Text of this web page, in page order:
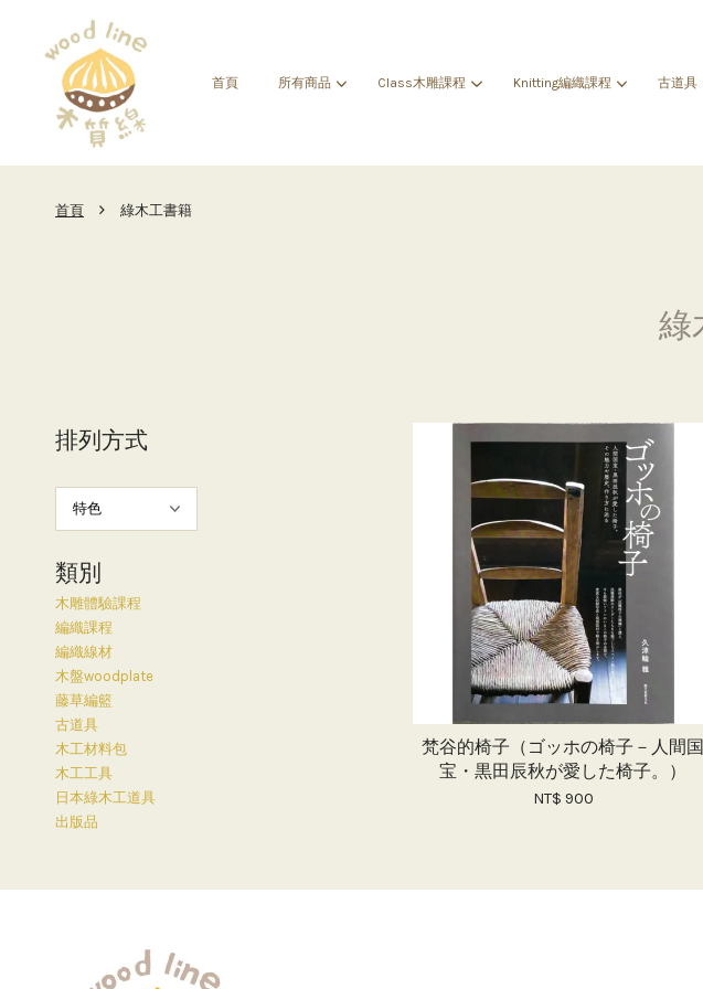
首頁 所有商品 Class木雕課程 Knitting編織課程 古道具
首頁 › 綠木工書籍
綠
排列方式
類別
木雕體驗課程
編織課程
編織線材
木盤woodplate
藤草編籃
古道具
木工材料包
木工工具
日本綠木工道具
出版品
梵谷的椅子（ゴッホの椅子－人間国
宝・黒田辰秋が愛した椅子。）
NT$ 900